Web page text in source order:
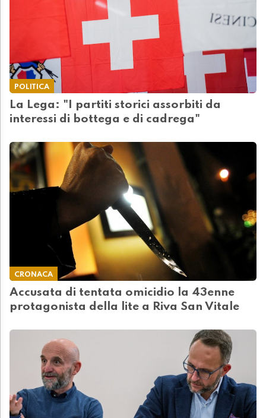
POLITICA
La Lega: "I partiti storici assorbiti da
interessi di bottega e di cadrega"
CRONACA
Accusata di tentata omicidio la 43enne
protagonista della lite a Riva San Vitale